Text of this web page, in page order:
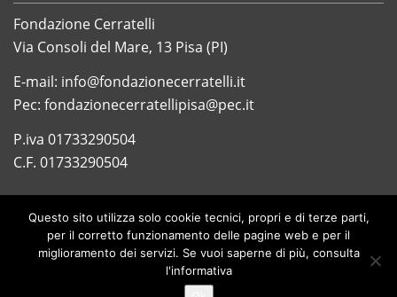
Fondazione Cerratelli
Via Consoli del Mare, 13 Pisa (PI)
E-mail: info@fondazionecerratelli.it
Pec: fondazionecerratellipisa@pec.it
P.iva 01733290504
C.F. 01733290504
© 2019 Fondazione Cerratelli
Questo sito utilizza solo cookie tecnici, propri e di terze parti,
per il corretto funzionamento delle pagine web e per il
miglioramento dei servizi. Se vuoi saperne di più, consulta
l'informativa